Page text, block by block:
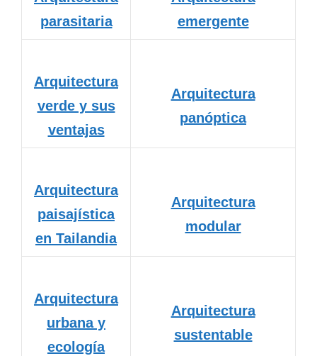
parasitaria
emergente
Arquitectura
verde y sus
ventajas
Arquitectura
panóptica
Arquitectura
paisajística
en Tailandia
Arquitectura
modular
Arquitectura
urbana y
ecología
Arquitectura
sustentable